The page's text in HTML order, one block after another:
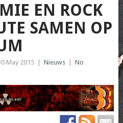
EN ROCK
SAMEN OP
May 2015 Nieuws
No